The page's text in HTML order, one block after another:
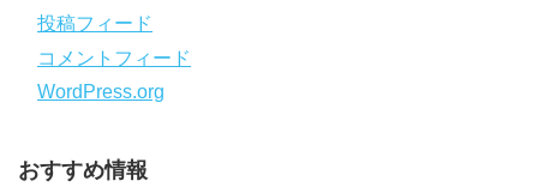
投稿フィード
コメントフィード
WordPress.org
おすすめ情報